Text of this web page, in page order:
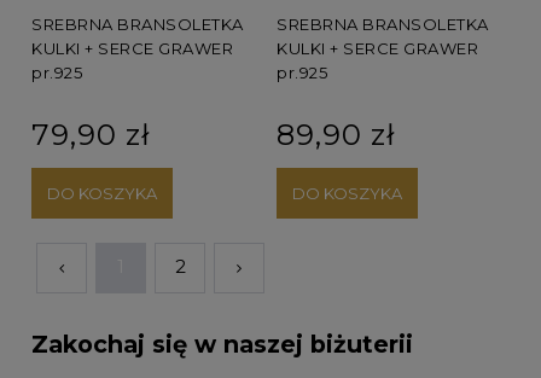
SREBRNA BRANSOLETKA
KULKI + SERCE GRAWER
pr.925
79,90 zł
DO KOSZYKA
SREBRNA BRANSOLETKA
KULKI + SERCE GRAWER
pr.925
89,90 zł
DO KOSZYKA
2
Zakochaj się w naszej biżuterii